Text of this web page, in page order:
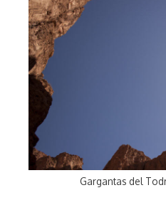
Gargantas del